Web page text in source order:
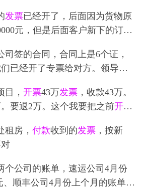
发票已经开了，后面因为货物原
元，但是后面客户新下的订单
的发票红冲，直接用后面这没
互抵消，就是后面这10000元也
已 开票也不红冲了，这样做可
司签的合同，合同上是6个证，
已经开了专票给对方。领导问
要红冲部分发票和退部分款给
， 开票43万发票，收款43万。
要退2万。这个我要把之前开票
租房， 付款收到的发票，按新
个公司的账单，速运公司4月份
、顺丰公司4月份上个月的账单金